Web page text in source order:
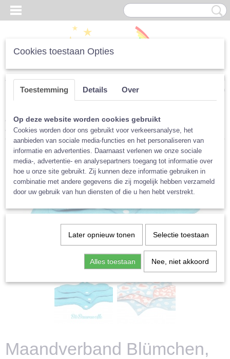
Inloggen Registreren
(0)
Home >Luiers>Per Merk> Blümchen >Voor mama
Maandverband Blümchen, bio-katoen
Maandverband Blümchen,
Cookies toestaan Opties
Toestemming Details Over
Op deze website worden cookies gebruikt
Cookies worden door ons gebruikt voor verkeersanalyse, het
aanbieden van sociale media-functies en het personaliseren van
informatie en advertenties. Daarnaast verlenen we onze sociale
media-, advertentie- en analysepartners toegang tot informatie over
hoe u onze site gebruikt. Zij kunnen deze informatie gebruiken in
combinatie met andere gegevens die zij mogelijk hebben verzameld
door uw gebruik van hun diensten of die u hen hebt verstrekt.
Later opnieuw tonen Selectie toestaan
Alles toestaan Nee, niet akkoord